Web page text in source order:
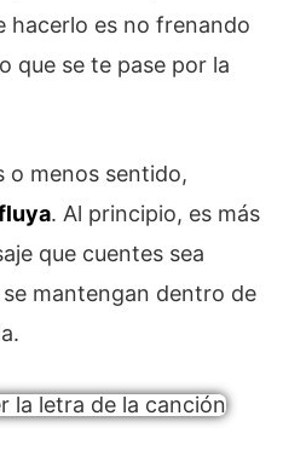
hacerlo es no frenando
que se te pase por la
o menos sentido,
. Al principio, es más
que cuentes sea
mantengan dentro de